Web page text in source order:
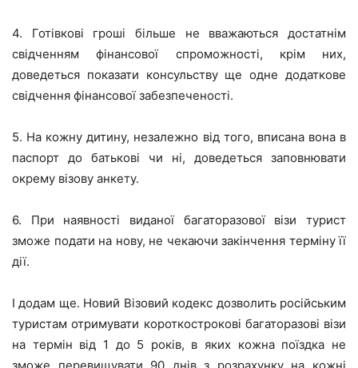
4. Готівкові гроші більше не вважаються достатнім
свідченням фінансової спроможності, крім них,
доведеться показати консульству ще одне додаткове
свідчення фінансової забезпеченості.
5. На кожну дитину, незалежно від того, вписана вона в
паспорт до батькові чи ні, доведеться заповнювати
окрему візову анкету.
6. При наявності виданої багаторазової візи турист
зможе подати на нову, не чекаючи закінчення терміну її
дії.
І додам ще. Новий Візовий кодекс дозволить російським
туристам отримувати короткострокові багаторазові візи
на термін від 1 до 5 років, в яких кожна поїздка не
зможе перевищувати 90 днів з розрахунку на кожні